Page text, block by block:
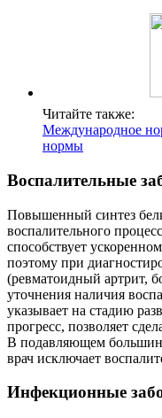
Читайте также:
Международное
нормы
Воспалительные
Повышенный синтез
воспалительного
способствует
поэтому при
(ревматоидный артрит,
уточнения наличия
указывает на стадию
прогресс, позволяет
В подавляющем
врач исключает
Инфекционные